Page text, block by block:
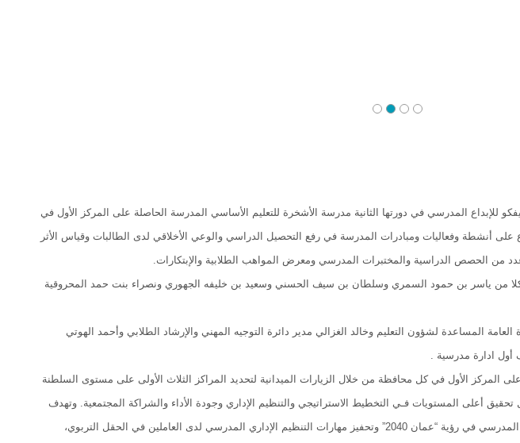
للإبداع المدرسي في دورتها الثانية مدرسة الأشخرة للتعليم الأساسي المدرسة الحاصلة على المركز الأول في
على أنشطة وفعاليات ومبادرات المدرسة في رفع التحصيل الدراسي والوعي الأخلاقي لدى الطالبات وقياس الأثر
من الحصص الدراسية والمختبرات المدرسي ومعرض المواهب الطلابية والإبتكارات.
من ياسر بن حمود السمري وسلطان بن سيف الحسني وسعيد بن خليفه الجهوري ونصراء بنت حمد المحروقية
العامة المساعدة لشؤون التعليم وخالد الغزالي مدير دائرة التوجيه المهني والإرشاد الطلابي وأحمد الهوتي
ادارة مدرسية .
المركز الأول في كل محافظة من خلال الزيارات الميدانية لتحديد المراكز الثلاث الأولى على مستوى السلطنة
أعلى المستويات فـي التخطيط الاستراتيجي والتنظيم الإداري وجودة الأداء والشراكة المجتمعية. وتهدف
إلى تعزيز المنظومة التعليمية لتحقيق مستهدفات التعليم المدرسي في رؤية “عمان 2040” وتحفيز مهارات التنظيم الإداري المدرسي لدى العاملين في الحقل التربوي،